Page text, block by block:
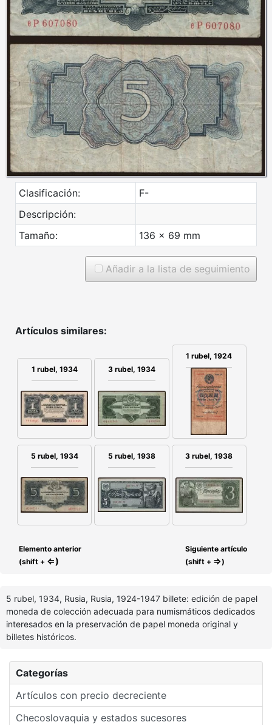
Categorías
Artículos con precio decreciente
Checoslovaquia y estados sucesores
Clasificación:
F-
Descripción:
Tamaño:
136 x 69 mm
Añadir a la lista de seguimiento
Artículos similares:
1 rubel, 1934 3 rubel, 1934
1 rubel, 1924
5 rubel, 1934 5 rubel, 1938 3 rubel, 1938
Elemento anterior
(shift + ⇐)
Siguiente artículo
(shift + ⇒)
5 rubel, 1934, Rusia, Rusia, 1924-1947 billete: edición de papel
moneda de colección adecuada para numismáticos dedicados
interesados en la preservación de papel moneda original y
billetes históricos.